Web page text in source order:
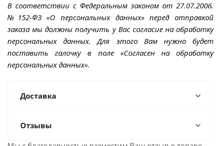
В соответствии с Федеральным законом от 27.07.2006.
№152-ФЗ «О персональных данных» перед отправкой
заказа мы должны получить у Вас согласие на обработку
персональных данных. Для этого Вам нужно будет
поставить галочку в поле «Согласен на обработку
персональных данных».
Доставка
Отзывы